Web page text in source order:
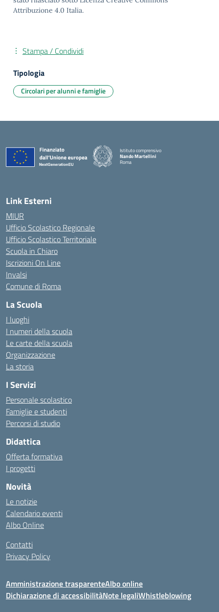
Attribuzione 4.0 Italia.
Stampa / Condividi
Tipologia
Circolari per alunni e famiglie
Istituto comprensivo
Nando Martellini
Roma
Link Esterni
MIUR
Ufficio Scolastico Regionale
Ufficio Scolastico Territoriale
Scuola in Chiaro
Iscrizioni On Line
Invalsi
Comune di Roma
La Scuola
I luoghi
I numeri della scuola
Le carte della scuola
Organizzazione
La storia
I Servizi
Personale scolastico
Famiglie e studenti
Percorsi di studio
Didattica
Offerta formativa
I progetti
Novità
Le notizie
Calendario eventi
Albo Online
Contatti
Privacy Policy
Amministrazione trasparenteAlbo online
Dichiarazione di accessibilitàNote legaliWhistleblowing